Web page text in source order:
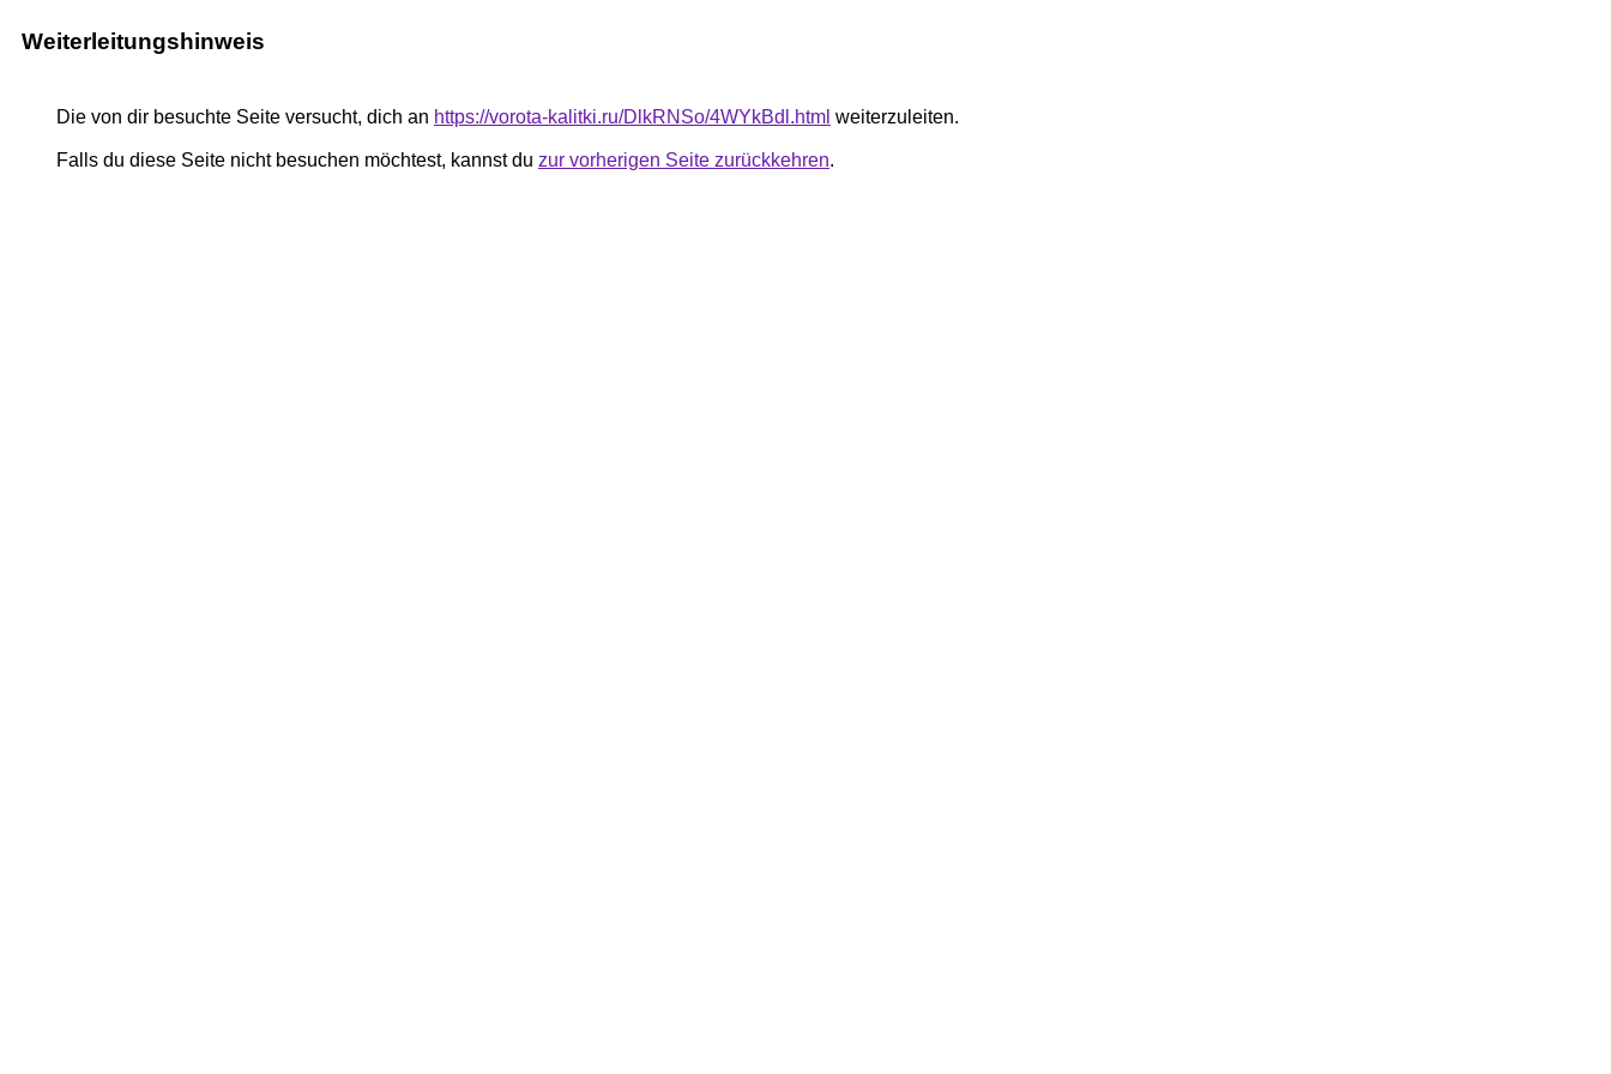
Weiterleitungshinweis
Die von dir besuchte Seite versucht, dich an https://vorota-kalitki.ru/DlkRNSo/4WYkBdl.html weiterzuleiten.
Falls du diese Seite nicht besuchen möchtest, kannst du zur vorherigen Seite zurückkehren.